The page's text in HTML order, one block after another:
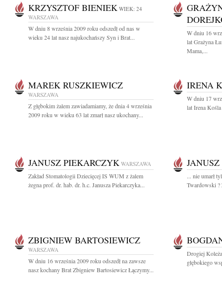
KRZYSZTOF BIENIEK WIEK: 24
WARSZAWA
W dniu 8 września 2009 roku odszedł od nas w
wieku 24 lat nasz najukochańszy Syn i Brat...
W dniu 16
lat Grażyna
Mama,...
MAREK RUSZKIEWICZ
WARSZAWA
Z głębokim żalem zawiadamiamy, że dnia 4 września
2009 roku w wieku 63 lat zmarł nasz ukochany...
IRENA
W dniu 17
lat Irena
JANUSZ PIEKARCZYK WARSZAWA
Zakład Stomatologii Dziecięcej IS WUM z żalem
żegna prof. dr. hab. dr. h.c. Janusza Piekarczyka...
... nie umarł
Twardowski ?
ZBIGNIEW BARTOSIEWICZ
WARSZAWA
W dniu 16 września 2009 roku odszedł na zawsze
nasz kochany Brat Zbigniew Bartosiewicz Łączymy...
Drogiej
głębokiego